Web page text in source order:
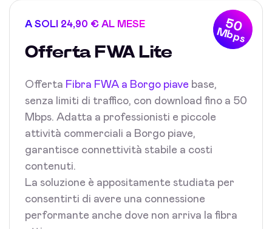
50
Mbps
A SOLI 24,90 € AL MESE
Offerta FWA Lite
Offerta Fibra FWA a Borgo piave base,
senza limiti di traffico, con download fino a 50
Mbps. Adatta a professionisti e piccole
attività commerciali a Borgo piave,
garantisce connettività stabile a costi
contenuti.
La soluzione è appositamente studiata per
consentirti di avere una connessione
performante anche dove non arriva la fibra